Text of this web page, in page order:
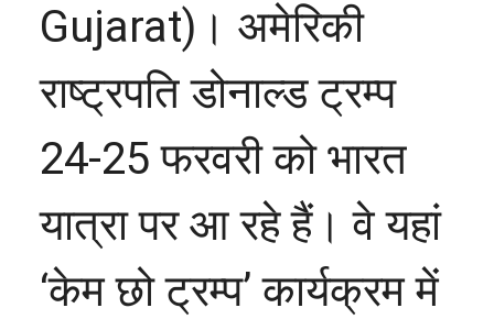
Gujarat)। अमेरिकी
राष्ट्रपति डोनाल्ड ट्रम्प
24-25 फरवरी को भारत
यात्रा पर आ रहे हैं। वे यहां
‘केम छो ट्रम्प’ कार्यक्रम में